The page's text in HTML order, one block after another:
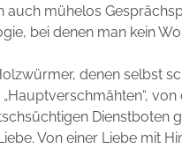
auch mühelos
bei denen man kein
denen selbst
Dienstboten
Von einer Liebe mit